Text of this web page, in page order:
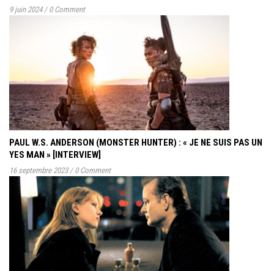
9 juin 2024 / 0 Comment
PAUL W.S. ANDERSON (MONSTER HUNTER) : « JE NE SUIS PAS UN
YES MAN » [INTERVIEW]
16 septembre 2023 / 0 Comment